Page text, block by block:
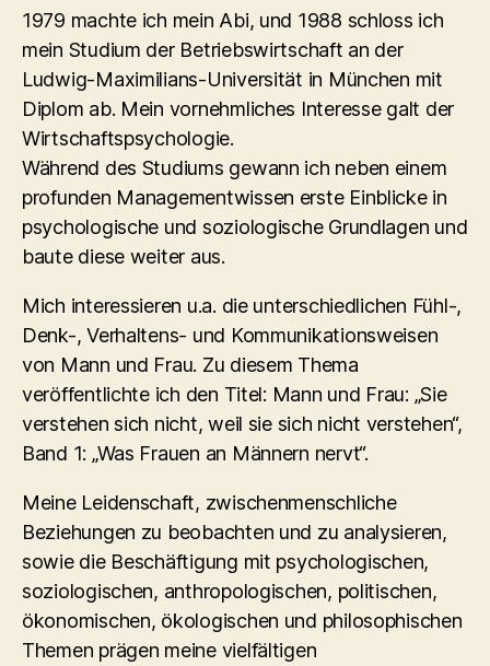
1979 machte ich mein Abi, und 1988 schloss ich
mein Studium der Betriebswirtschaft an der
Ludwig-Maximilians-Universität in München mit
Diplom ab. Mein vornehmliches Interesse galt der
Wirtschaftspsychologie.
Während des Studiums gewann ich neben einem
profunden Managementwissen erste Einblicke in
psychologische und soziologische Grundlagen und
baute diese weiter aus.
Mich interessieren u.a. die unterschiedlichen Fühl-,
Denk-, Verhaltens- und Kommunikationsweisen
von Mann und Frau. Zu diesem Thema
veröffentlichte ich den Titel: Mann und Frau: „Sie
verstehen sich nicht, weil sie sich nicht verstehen“,
Band 1: „Was Frauen an Männern nervt“.
Meine Leidenschaft, zwischenmenschliche
Beziehungen zu beobachten und zu analysieren,
sowie die Beschäftigung mit psychologischen,
soziologischen, anthropologischen, politischen,
ökonomischen, ökologischen und philosophischen
Themen prägen meine vielfältigen